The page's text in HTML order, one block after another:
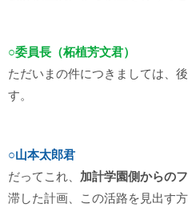
○委員長（柘植芳文君）
ただいまの件につきましては、
す。
○山本太郎君
だってこれ、 加計学園側からの
滞した計画、この活路を見出す